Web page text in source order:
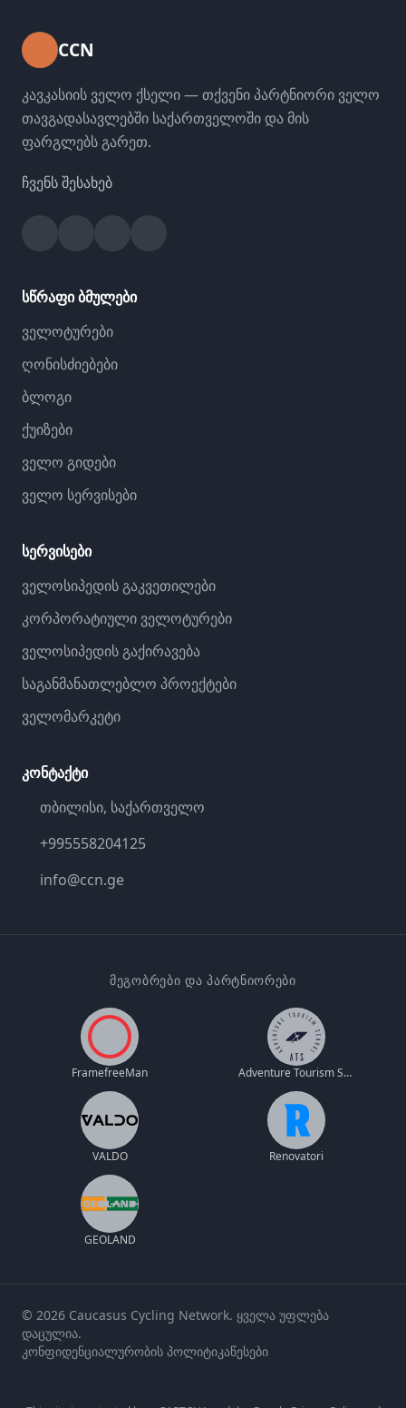
CCN
კავკასიის ველო ქსელი — თქვენი პარტნიორი ველო
თავგადასავლებში საქართველოში და მის
ფარგლებს გარეთ.
ჩვენს შესახებ
სწრაფი ბმულები
ველოტურები
ღონისძიებები
ბლოგი
ქუიზები
ველო გიდები
ველო სერვისები
სერვისები
ველოსიპედის გაკვეთილები
კორპორატიული ველოტურები
ველოსიპედის გაქირავება
საგანმანათლებლო პროექტები
ველომარკეტი
კონტაქტი
თბილისი, საქართველო
+995558204125
info@ccn.ge
ᲛᲔᲒᲝᲑᲠᲔᲑᲘ ᲓᲐ ᲞᲐᲠᲢᲜᲘᲝᲠᲔᲑᲘ
FramefreeMan Adventure Tourism School
VALDO Renovatori
GEOLAND
© 2026 Caucasus Cycling Network. ყველა უფლება
დაცულია.
კონფიდენციალურობის პოლიტიკაწესები